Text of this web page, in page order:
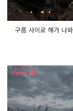
구름 사이로 해가 나